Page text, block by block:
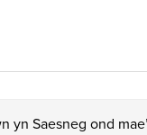
yn Saesneg ond